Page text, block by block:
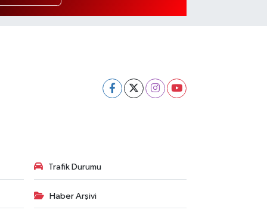
Trafik Durumu
Haber Arşivi